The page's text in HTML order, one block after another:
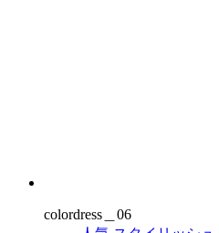
colordress＿06